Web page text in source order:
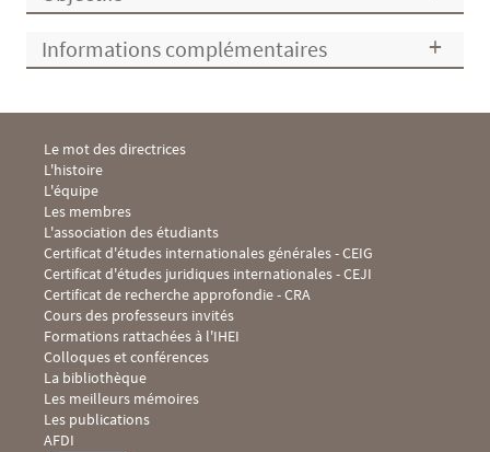
Informations complémentaires
Menu Footer IHEI 1
Le mot des directrices
L'histoire
L'équipe
Les membres
L'association des étudiants
Menu Footer IHEI 2
Certificat d'études internationales générales - CEIG
Certificat d'études juridiques internationales - CEJI
Certificat de recherche approfondie - CRA
Cours des professeurs invités
Formations rattachées à l'IHEI
Menu Footer IHEI 3
Colloques et conférences
La bibliothèque
Les meilleurs mémoires
Les publications
Menu Footer IHEI 4
AFDI